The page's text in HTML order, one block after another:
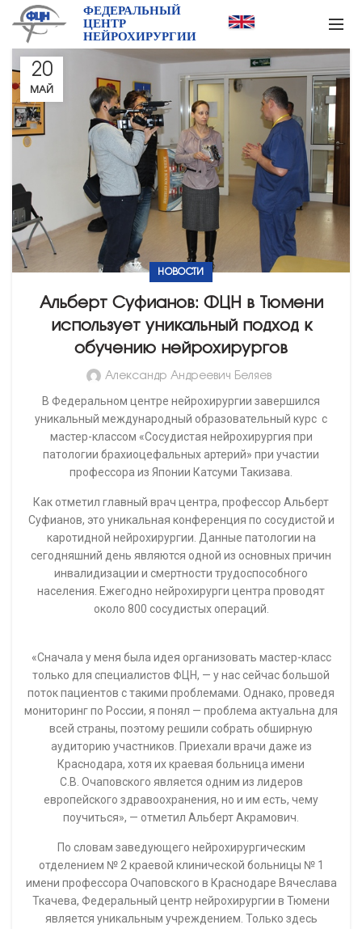
ФЕДЕРАЛЬНЫЙ
ЦЕНТР
НЕЙРОХИРУРГИИ
20
МАЙ
НОВОСТИ
Альберт Суфианов: ФЦН в Тюмени
использует уникальный подход к
обучению нейрохирургов
Александр Андреевич Беляев
В Федеральном центре нейрохирургии завершился
уникальный международный образовательный курс с
мастер-классом «Сосудистая нейрохирургия при
патологии брахиоцефальных артерий» при участии
профессора из Японии Катсуми Такизава.
Как отметил главный врач центра, профессор Альберт
Суфианов, это уникальная конференция по сосудистой и
каротидной нейрохирургии. Данные патологии на
сегодняшний день являются одной из основных причин
инвалидизации и смертности трудоспособного
населения. Ежегодно нейрохирурги центра проводят
около 800 сосудистых операций.
«Сначала у меня была идея организовать мастер-класс
только для специалистов ФЦН, — у нас сейчас большой
поток пациентов с такими проблемами. Однако, проведя
мониторинг по России, я понял — проблема актуальна для
всей страны, поэтому решили собрать обширную
аудиторию участников. Приехали врачи даже из
Краснодара, хотя их краевая больница имени
С.В. Очаповского является одним из лидеров
европейского здравоохранения, но и им есть, чему
поучиться», — отметил Альберт Акрамович.
По словам заведующего нейрохирургическим
отделением № 2 краевой клинической больницы № 1
имени профессора Очаповского в Краснодаре Вячеслава
Ткачева, Федеральный центр нейрохирургии в Тюмени
является уникальным учреждением. Только здесь